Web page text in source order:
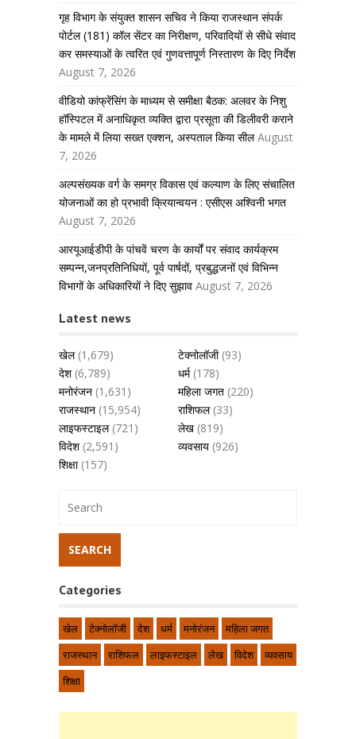
गृह विभाग के संयुक्त शासन सचिव ने किया राजस्थान संपर्क
पोर्टल (181) कॉल सेंटर का निरीक्षण, परिवादियों से सीधे संवाद
कर समस्याओं के त्वरित एवं गुणवत्तापूर्ण निस्तारण के दिए निर्देश
August 7, 2026
वीडियो कांफ्रेंसिंग के माध्यम से समीक्षा बैठक: अलवर के निशु
हॉस्पिटल में अनाधिकृत व्यक्ति द्वारा प्रसूता की डिलीवरी कराने
के मामले में लिया सख्त एक्शन, अस्पताल किया सील August
7, 2026
अल्पसंख्यक वर्ग के समग्र विकास एवं कल्याण के लिए संचालित
योजनाओं का हो प्रभावी क्रियान्वयन : एसीएस अश्विनी भगत
August 7, 2026
आरयूआईडीपी के पांचवें चरण के कार्यों पर संवाद कार्यक्रम
सम्पन्न,जनप्रतिनिधियों, पूर्व पार्षदों, प्रबुद्धजनों एवं विभिन्न
विभागों के अधिकारियों ने दिए सुझाव August 7, 2026
Latest news
खेल(1,679) टेक्नोलॉजी(93)
देश(6,789) धर्म(178)
मनोरंजन (1,631) महिला जगत (220)
राजस्थान (15,954) राशिफल(33)
लाइफस्टाइल(721) लेख (819)
विदेश(2,591) व्यवसाय (926)
शिक्षा(157)
Categories
खेल टेक्नोलॉजी देश धर्म मनोरंजन
महिला जगत
राजस्थान
राशिफल लाइफस्टाइल लेख विदेश
व्यवसाय
शिक्षा